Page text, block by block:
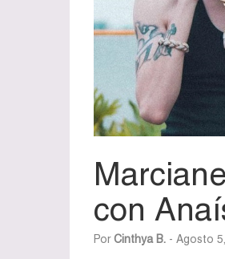
con
PorCinthya B. - Agosto